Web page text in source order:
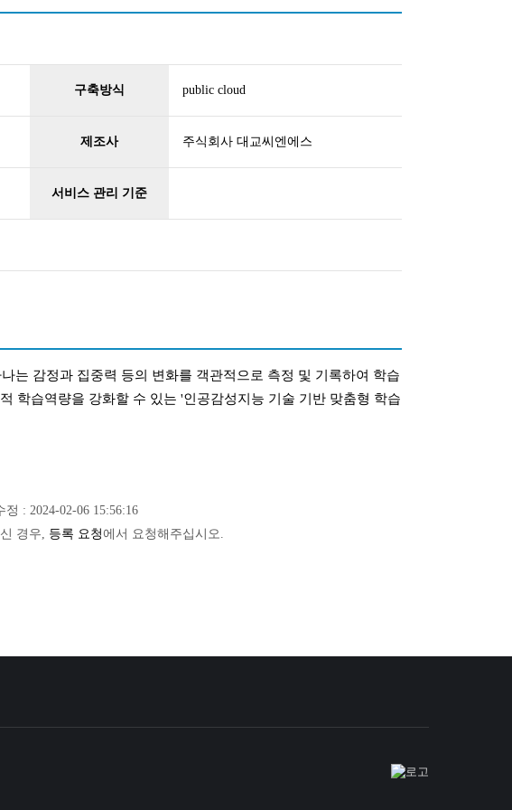
구축방식 public cloud
제조사 주식회사 대교씨엔에스
서비스 관리 기준
는 감정과 집중력 등의 변화를 객관적으로 측정 및 기록하여 학습
학습역량을 강화할 수 있는 '인공감성지능 기술 기반 맞춤형 학습
: 2024-02-06 15:56:16
경우, 등록 요청에서 요청해주십시오.